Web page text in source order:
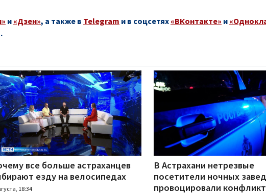
и «Дзен», а также в Telegram и в соцсетях «ВКонтакте» и
все больше астраханцев
езду на велосипедах
18:34
В Астрахани нетрезвые
посетители ночных
провоцировали